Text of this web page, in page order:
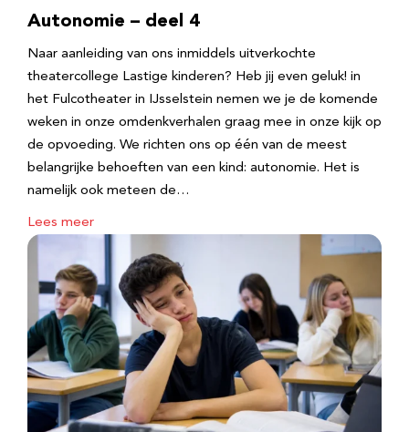
Autonomie – deel 4
Naar aanleiding van ons inmiddels uitverkochte
theatercollege Lastige kinderen? Heb jij even geluk! in
het Fulcotheater in IJsselstein nemen we je de komende
weken in onze omdenkverhalen graag mee in onze kijk op
de opvoeding. We richten ons op één van de meest
belangrijke behoeften van een kind: autonomie. Het is
namelijk ook meteen de…
Lees meer